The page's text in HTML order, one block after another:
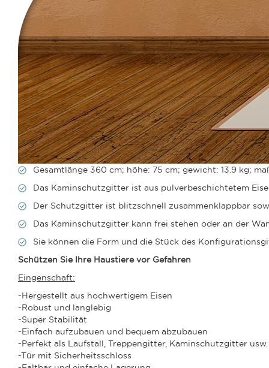
Gesamtlänge 360 cm; höhe: 75 cm; gewicht: 13.9 kg;
Das Kaminschutzgitter ist aus pulverbeschichtetem
Der Schutzgitter ist blitzschnell zusammenklappbar
Das Kaminschutzgitter kann frei stehen oder an der
Sie können die Form und die Stück des
Schützen Sie Ihre Haustiere vor Gefahren
Eingenschaft:
-Hergestellt aus hochwertigem Eisen
-Robust und langlebig
-Super Stabilität
-Einfach aufzubauen und bequem abzubauen
-Perfekt als Laufstall, Treppengitter, Kaminschutzgitter usw.
-Tür mit Sicherheitsschloss